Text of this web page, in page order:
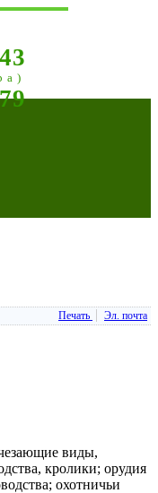
Печать Эл. почта
виды,
кролики; орудия
охотничьи